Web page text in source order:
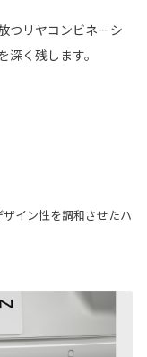
つリヤコンビネーシ
く残します。
イン性を調和させたハ